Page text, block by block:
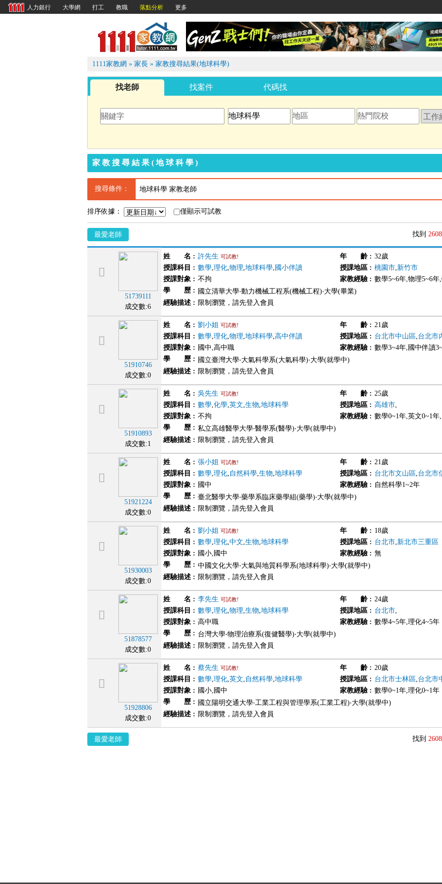
1111家教網
1111家教網 » 家長 » 家教搜尋結果(地球科學)
找老師 找案件 代碼找
家教搜尋結果(地球科學)
搜尋條件： 地球科學 家教老師
排序依據： 僅顯示可試教
最愛老師 找到 2608
51739111
成交數:6
姓 名 : 許先生 可試教! 年 齡: 32歲
授課科目 : 數學,理化,物理,地球科學, 國小伴讀 授課地區: 桃園市,新竹市
授課對象 : 不拘 家教經驗: 數學5~6年,物理5~6
學 歷 : 國立清華大學‧動力機械工程系(機械工程)‧大學(畢業)
經驗描述 : 限制瀏覽，請先登入會員
51910746
成交數:0
姓 名 : 劉小姐 可試教! 年 齡: 21歲
授課科目 : 數學,理化,物理,地球科學,高中伴讀 授課地區: 台北市中山區,台北市
授課對象 : 國中,高中職 家教經驗: 數學3~4年,國中伴讀
學 歷 : 國立臺灣大學‧大氣科學系(大氣科學)‧大學(就學中)
經驗描述 : 限制瀏覽，請先登入會員
51910893
成交數:1
姓 名 : 吳先生 可試教! 年 齡: 25歲
授課科目 : 數學,化學,英文,生物,地球科學 授課地區: 高雄市,
授課對象 : 不拘 家教經驗: 數學0~1年,英文0~1年
學 歷 : 私立高雄醫學大學‧醫學系(醫學)‧大學(就學中)
經驗描述 : 限制瀏覽，請先登入會員
51921224
成交數:0
姓 名 : 張小姐 可試教! 年 齡: 21歲
授課科目 : 數學,理化, 自然科學,生物,地球科學 授課地區: 台北市文山區,台北市
授課對象 : 國中 家教經驗: 自然科學1~2年
學 歷 : 臺北醫學大學‧藥學系臨床藥學組(藥學)‧大學(就學中)
經驗描述 : 限制瀏覽，請先登入會員
51930003
成交數:0
姓 名 : 劉小姐 可試教! 年 齡: 18歲
授課科目 : 數學,理化,中文,生物,地球科學 授課地區: 台北市,新北市三重區
授課對象 : 國小,國中 家教經驗: 無
學 歷 : 中國文化大學‧大氣與地質科學系(地球科學)‧大學(就學中)
經驗描述 : 限制瀏覽，請先登入會員
51878577
成交數:0
姓 名 : 李先生 可試教! 年 齡: 24歲
授課科目 : 數學,理化,物理,生物,地球科學 授課地區: 台北市,
授課對象 : 高中職 家教經驗: 數學4~5年,理化4~5年
學 歷 : 台灣大學‧物理治療系(復健醫學)‧大學(就學中)
經驗描述 : 限制瀏覽，請先登入會員
51928806
成交數:0
姓 名 : 蔡先生 可試教! 年 齡: 20歲
授課科目 : 數學,理化,英文, 自然科學,地球科學 授課地區: 台北市士林區,台北市
授課對象 : 國小,國中 家教經驗: 數學0~1年,理化0~1年
學 歷 : 國立陽明交通大學‧工業工程與管理學系(工業工程)‧大學(就學中)
經驗描述 : 限制瀏覽，請先登入會員
最愛老師 找到 2608
人力銀行 大學網 打工 教職 落點分析 更多